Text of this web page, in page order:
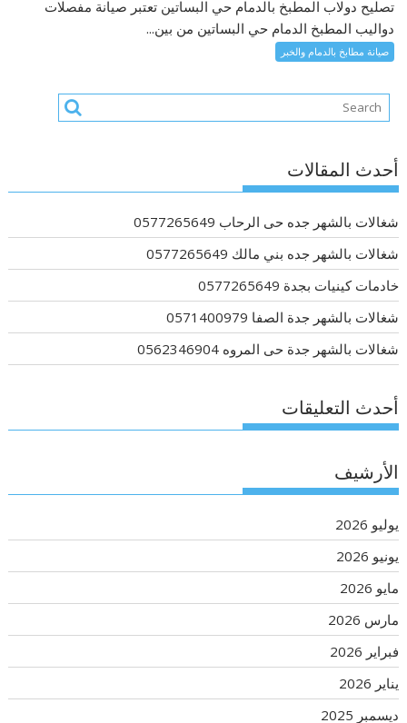
تصليح دولاب المطبخ بالدمام حي البساتين تعتبر صيانة مفصلات
دواليب المطبخ الدمام حي البساتين من بين...
صيانة مطابخ بالدمام والخبر
أحدث المقالات
شغالات بالشهر جده حى الرحاب 0577265649
شغالات بالشهر جده بني مالك 0577265649
خادمات كينيات بجدة 0577265649
شغالات بالشهر جدة الصفا 0571400979
شغالات بالشهر جدة حى المروه 0562346904
أحدث التعليقات
الأرشيف
يوليو 2026
يونيو 2026
مايو 2026
مارس 2026
فبراير 2026
يناير 2026
ديسمبر 2025